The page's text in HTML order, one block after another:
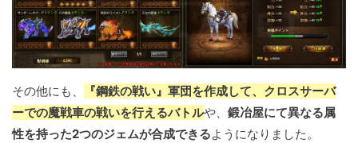
その他にも、
『鋼鉄の戦い』軍団を作成して、クロスサーバ
ーでの魔戦車の戦いを行えるバトルや、 鍛冶屋にて異なる属
性を持った2つのジェムが合成できるようになりました。